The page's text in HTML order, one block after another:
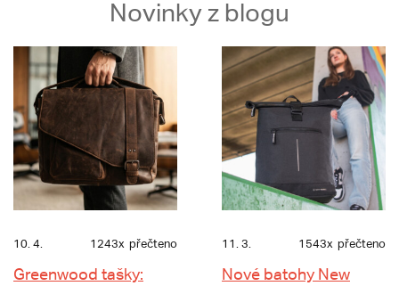
Novinky z blogu
10. 4. 1243x přečteno
Greenwood tašky:
11. 3. 1543x přečteno
Nové batohy New